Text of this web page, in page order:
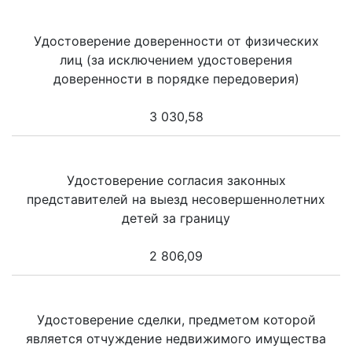
Удостоверение доверенности от физических
лиц (за исключением удостоверения
доверенности в порядке передоверия)
3 030,58
Удостоверение согласия законных
представителей на выезд несовершеннолетних
детей за границу
2 806,09
Удостоверение сделки, предметом которой
является отчуждение недвижимого имущества